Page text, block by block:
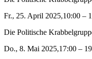
Fr., 25. April 2025,10:00 –
Die Politische
Do., 8. Mai 2025,17:00 –